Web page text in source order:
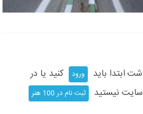
ابتدا باید ورود
کنید یا در
نیستید
ثبت نام در 100 هنر